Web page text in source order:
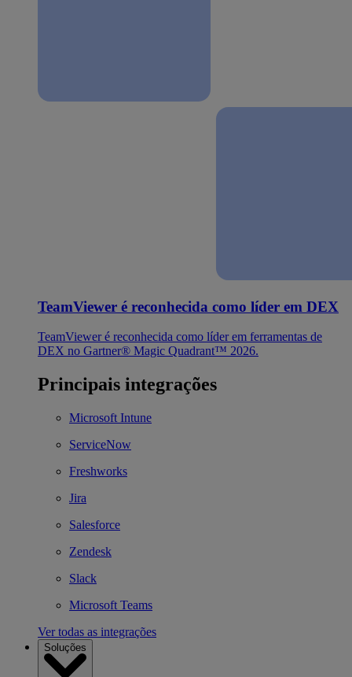
TeamViewer é reconhecida como líder em DEX
TeamViewer é reconhecida como líder em ferramentas de
DEX no Gartner® Magic Quadrant™ 2026.
Principais integrações
Microsoft Intune
ServiceNow
Freshworks
Jira
Salesforce
Zendesk
Slack
Microsoft Teams
Ver todas as integrações
Soluções